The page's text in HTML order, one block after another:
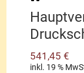
541,45€
inkl. 19 %